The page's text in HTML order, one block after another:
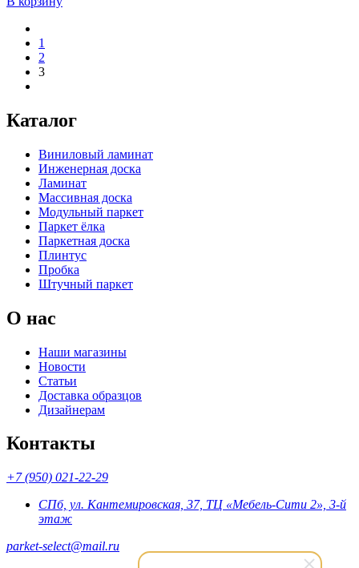
1
2
3
Каталог
Виниловый ламинат
Инженерная доска
Ламинат
Массивная доска
Модульный паркет
Паркет ёлка
Паркетная доска
Плинтус
Пробка
Штучный паркет
О нас
Наши магазины
Новости
Статьи
Доставка образцов
Дизайнерам
Контакты
+7 (950) 021-22-29
СПб, ул. Кантемировская, 37, ТЦ «Мебель-Сити 2», 3-й
этаж
parket-select@mail.ru